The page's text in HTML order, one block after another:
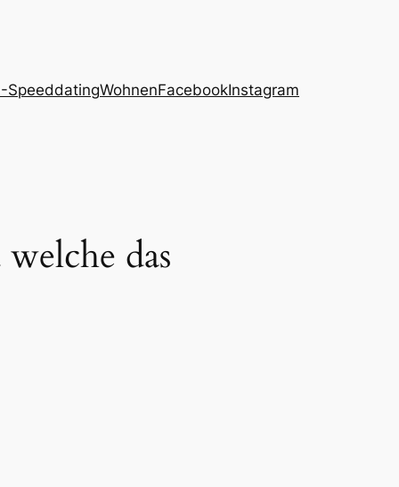
SpeeddatingWohnenFacebookInstagram
das